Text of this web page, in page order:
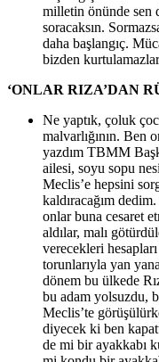
milletin önünde sen
soracaksın.
daha başlangıç.
bizden
‘ONLAR RIZA’DAN
Ne yaptık, çoluk
malvarlığının. Ben
yazdım TBMM
ailesi, soyu sopu
Meclis’e hepsini
kaldıracağım
onlar buna cesaret
aldılar, malı
verecekleri
torunlarıyla yan
dönem bu ülkede
bu adam yolsuzdu,
Meclis’te
diyecek ki ben
de mi bir ayakkabı